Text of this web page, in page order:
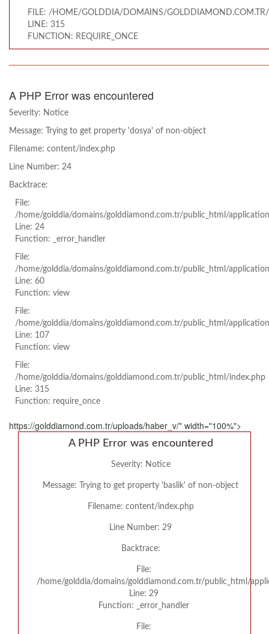
FILE: /HOME/GOLDDIA/DOMAINS/
LINE: 315
FUNCTION: REQUIRE_ONCE
A PHP Error was encountered
Severity: Notice
Message: Trying to get property 'dosya' of non-object
Filename: content/index.php
Line Number: 24
Backtrace:
File:
/home/golddia/domains/golddiamond.com.tr/public_html/
Line: 24
Function: _error_handler
File:
/home/golddia/domains/golddiamond.com.tr/public_html/
Line: 60
Function: view
File:
/home/golddia/domains/golddiamond.com.tr/public_html/
Line: 107
Function: view
File:
/home/golddia/domains/golddiamond.com.tr/public_html/index.php
Line: 315
Function: require_once
https://golddiamond.com.tr/uploads/haber_v/" width="100%">
A PHP Error was encountered
Severity: Notice
Message: Trying to get property 'baslik' of non-object
Filename: content/index.php
Line Number: 29
Backtrace:
File:
/home/golddia/domains/golddiamond.com.tr/public_html/
Line: 29
Function: _error_handler
File: